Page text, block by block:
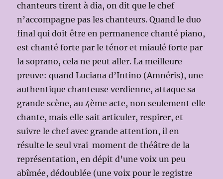
chanteurs tirent à dia, on dit que le chef
n’accompagne pas les chanteurs. Quand le duo
final qui doit être en permanence chanté piano,
est chanté forte par le ténor et miaulé forte par
la soprano, cela ne peut aller. La meilleure
preuve: quand Luciana d’Intino (Amnéris), une
authentique chanteuse verdienne, attaque sa
grande scène, au 4ème acte, non seulement elle
chante, mais elle sait articuler, respirer, et
suivre le chef avec grande attention, il en
résulte le seul vrai moment de théâtre de la
représentation, en dépit d’une voix un peu
abîmée, dédoublée (une voix pour le registre